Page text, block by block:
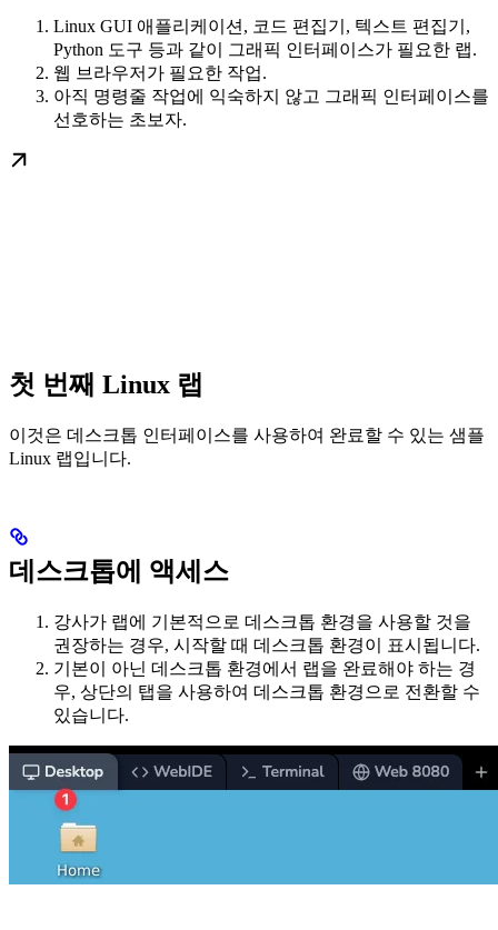
Linux GUI 애플리케이션, 코드 편집기, 텍스트 편집기,
Python 도구 등과 같이 그래픽 인터페이스가 필요한 랩.
웹 브라우저가 필요한 작업.
아직 명령줄 작업에 익숙하지 않고 그래픽 인터페이스를
선호하는 초보자.
첫 번째 Linux 랩
이것은 데스크톱 인터페이스를 사용하여 완료할 수 있는 샘플
Linux 랩입니다.
데스크톱에 액세스
강사가 랩에 기본적으로 데스크톱 환경을 사용할 것을
권장하는 경우, 시작할 때 데스크톱 환경이 표시됩니다.
기본이 아닌 데스크톱 환경에서 랩을 완료해야 하는 경
우, 상단의 탭을 사용하여 데스크톱 환경으로 전환할 수
있습니다.